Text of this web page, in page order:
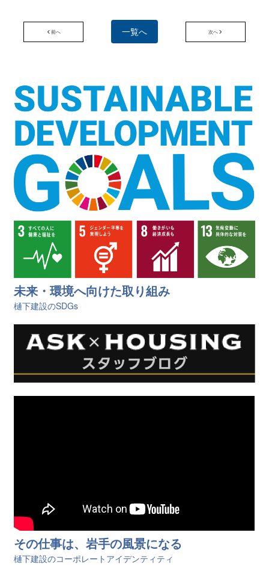
前へ 一覧へ 次へ
未来・環境へ向けた取り組み
樋󠄀下建設のSDGs
その仕事は、岩手の風景になる
樋󠄀下建設のコーポレートアイデンティティ